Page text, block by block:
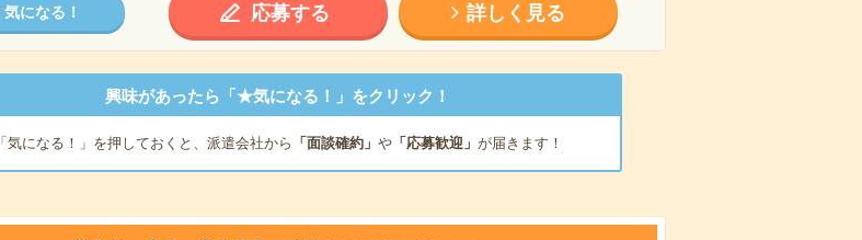
気になる！ 応募する 詳しく見る
興味があったら「★気になる！」をクリック！
「気になる！」を押しておくと、派遣会社から 「面談確約」 や「応募歓迎」 が届きます！